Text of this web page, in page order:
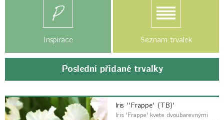
Inspirace Seznam trvalek
Poslední přidané trvalky
Iris ''Frappe' (TB)'
Iris 'Frappe' kvete dvoubarevnými